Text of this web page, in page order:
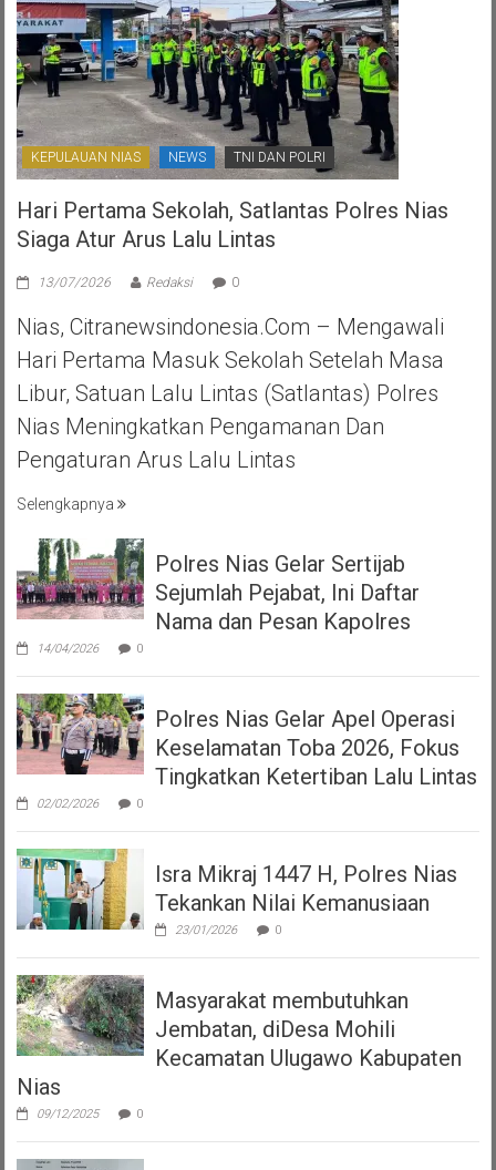
KEPULAUAN NIAS NEWS TNI DAN POLRI
Hari Pertama Sekolah, Satlantas Polres Nias
Siaga Atur Arus Lalu Lintas
13/07/2026 Redaksi 0
Nias, Citranewsindonesia.com – Mengawali
Hari Pertama Masuk Sekolah Setelah Masa
Libur, Satuan Lalu Lintas (Satlantas) Polres
Nias Meningkatkan Pengamanan Dan
Pengaturan Arus Lalu Lintas
Selengkapnya
Polres Nias Gelar Sertijab
Sejumlah Pejabat, Ini Daftar
Nama dan Pesan Kapolres
14/04/2026 0
Polres Nias Gelar Apel Operasi
Keselamatan Toba 2026, Fokus
Tingkatkan Ketertiban Lalu Lintas
02/02/2026 0
Isra Mikraj 1447 H, Polres Nias
Tekankan Nilai Kemanusiaan
23/01/2026 0
Masyarakat membutuhkan
Jembatan, diDesa Mohili
Kecamatan Ulugawo Kabupaten
Nias
09/12/2025 0